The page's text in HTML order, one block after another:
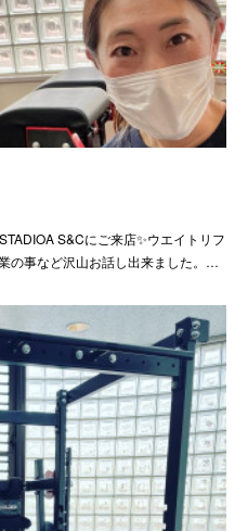
S&Cにご来店✨ウエイトリフ
の事など沢山お話し出来ました。…